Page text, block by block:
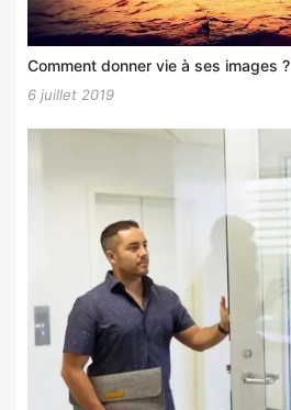
Comment donner vie à ses images ?
6 juillet 2019